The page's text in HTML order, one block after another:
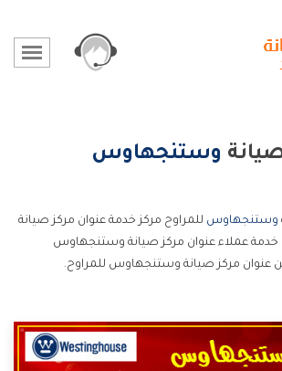
وستنجهاوس
وستنجهاوس للمراوح مركز خدمة عنوان مركز صيانة
عملاء عنوان مركز صيانة وستنجهاوس
عنوان مركز صيانة وستنجهاوس للمراوح.